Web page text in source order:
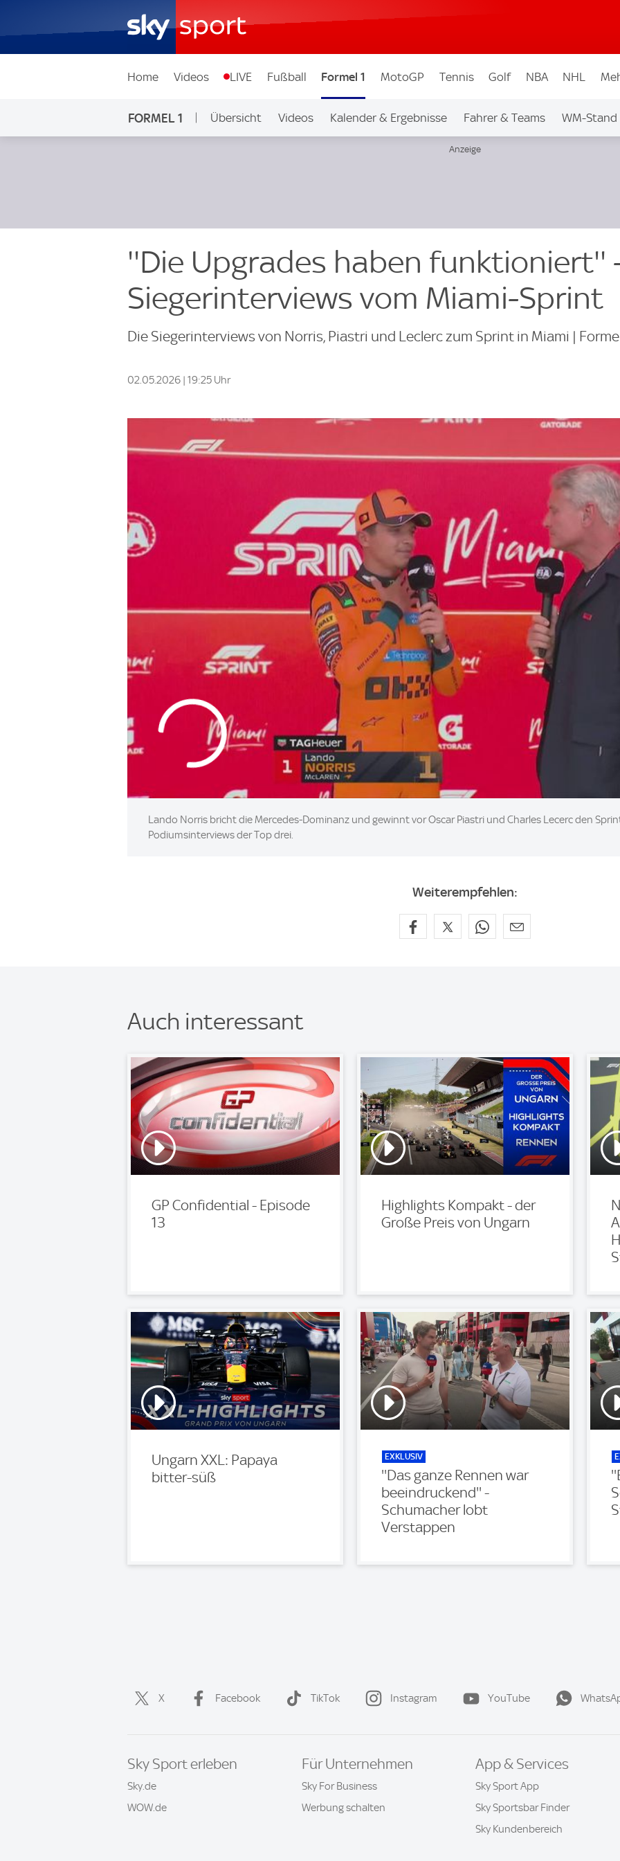
Home Videos LIVE Fußball Formel 1 MotoGP Tennis Golf NBA NHL
FORMEL 1 Übersicht Videos Kalender & Ergebnisse Fahrer & Teams WM-Stand
''Die Upgrades haben funktioniert''
Siegerinterviews vom Miami-Sprint
Die Siegerinterviews von Norris, Piastri und Leclerc zum Sprint in Miami |
02.05.2026 | 19:25 Uhr
Lando Norris bricht die Mercedes-Dominanz und gewinnt vor Oscar Piastri und Charles Lecerc den
Podiumsinterviews der Top drei.
Weiterempfehlen:
Auch interessant
GP Confidential - Episode
13
Highlights Kompakt - der
Große Preis von Ungarn
Ungarn XXL: Papaya
bitter-süß
EXKLUSIV
''Das ganze Rennen war
beeindruckend'' -
Schumacher lobt
Verstappen
X Facebook TikTok Instagram YouTube
Sky Sport erleben
Sky.de
WOW.de
Für Unternehmen
Sky For Business
Werbung schalten
App & Services
Sky Sport App
Sky Sportsbar Finder
Sky Kundenbereich